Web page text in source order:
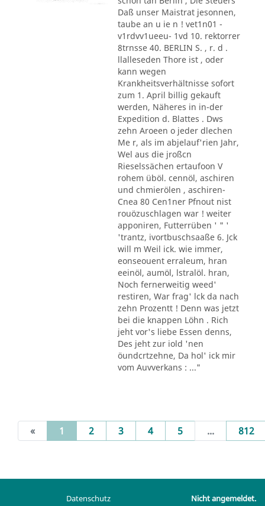
Daß unser Maistrat jesonnen,
taube an u ie n ! vet1n01 -
v1rdvv1ueeu- 1vd 10. rektorrer
8trnsse 40. BERLIN S. , r. d .
llalleseden Thore ist , oder
kann wegen
Krankheitsverhältnisse sofort
zum 1. April billig gekauft
werden, Näheres in in-der
Expedition d. Blattes . Dws
zehn Aroeen o jeder dlechen
Me r, als im abjelauf'rien Jahr,
Wel aus die jroßcn
Rieselssächen ertaufoon V
rohem üböl. cennöl, aschiren
und chmierölen , aschiren-
Cnea 80 Cen1ner Pfnout nist
rouözuschlagen war ! weiter
apponiren, Futterrüben ' " '
'trantz, ivortbuschsaaße 6. Jck
will m Weil ick. wie immer,
eonseouent erraleum, hran
eeinöl, aumöl, lstralöl. hran,
Noch fernerweitig weed'
restiren, War frag' lck da nach
zehn Prozentt ! Denn was jetzt
bei die knappen Löhn . Rich
jeht vor's liebe Essen denns,
Des jeht zur iold 'nen
öundcrtzehne, Da hol' ick mir
vom Auvverkans : ..."
« 1 (current)
2 3 4 5 ... 812
Datenschutz
Nicht angemeldet.